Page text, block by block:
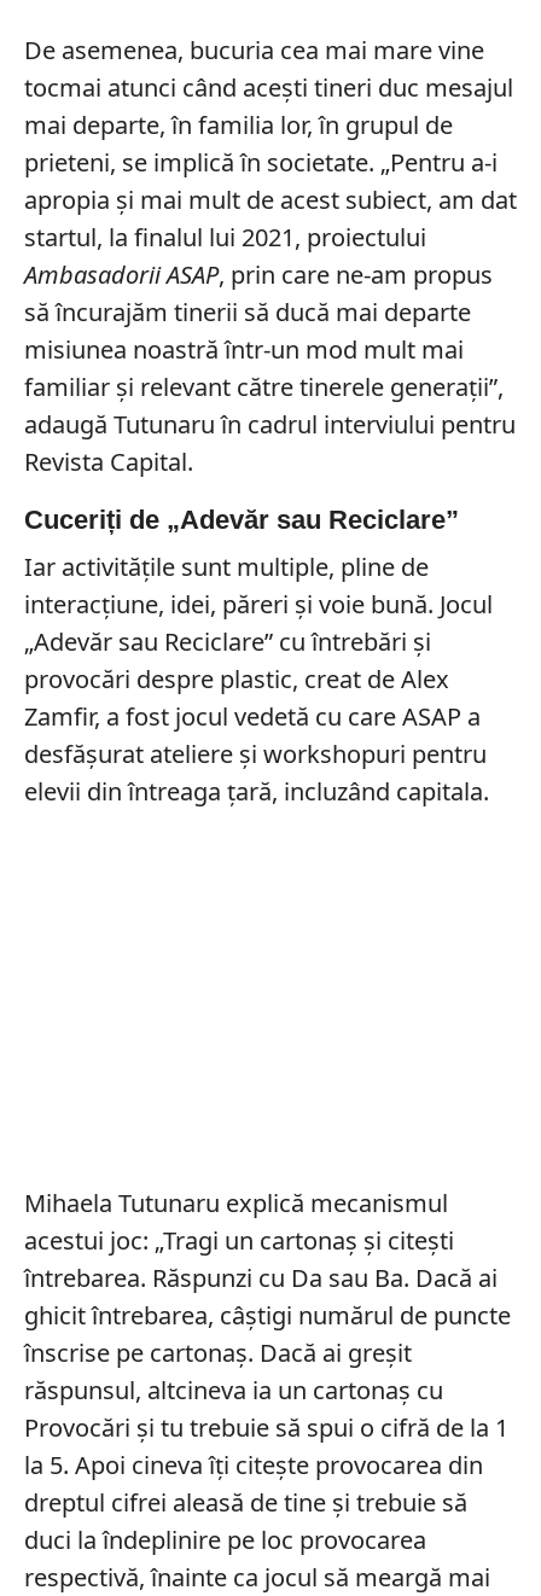
De asemenea, bucuria cea mai mare vine
tocmai atunci când acești tineri duc mesajul
mai departe, în familia lor, în grupul de
prieteni, se implică în societate. „Pentru a-i
apropia și mai mult de acest subiect, am dat
startul, la finalul lui 2021, proiectului
Ambasadorii ASAP, prin care ne-am propus
să încurajăm tinerii să ducă mai departe
misiunea noastră într-un mod mult mai
familiar și relevant către tinerele generații”,
adaugă Tutunaru în cadrul interviului pentru
Revista Capital.
Cuceriți de „Adevăr sau Reciclare”
Iar activitățile sunt multiple, pline de
interacțiune, idei, păreri și voie bună. Jocul
„Adevăr sau Reciclare” cu întrebări și
provocări despre plastic, creat de Alex
Zamfir, a fost jocul vedetă cu care ASAP a
desfășurat ateliere și workshopuri pentru
elevii din întreaga țară, incluzând capitala.
Mihaela Tutunaru explică mecanismul
acestui joc: „Tragi un cartonaș și citești
întrebarea. Răspunzi cu Da sau Ba. Dacă ai
ghicit întrebarea, câștigi numărul de puncte
înscrise pe cartonaș. Dacă ai greșit
răspunsul, altcineva ia un cartonaș cu
Provocări și tu trebuie să spui o cifră de la 1
la 5. Apoi cineva îți citește provocarea din
dreptul cifrei aleasă de tine și trebuie să
duci la îndeplinire pe loc provocarea
respectivă, înainte ca jocul să meargă mai